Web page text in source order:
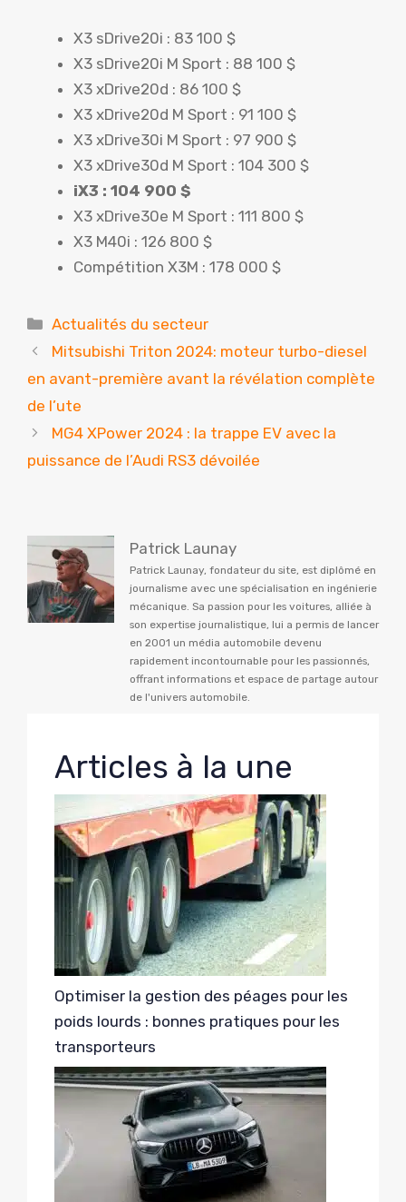
X3 sDrive20i : 83 100 $
X3 sDrive20i M Sport : 88 100 $
X3 xDrive20d : 86 100 $
X3 xDrive20d M Sport : 91 100 $
X3 xDrive30i M Sport : 97 900 $
X3 xDrive30d M Sport : 104 300 $
iX3 : 104 900 $
X3 xDrive30e M Sport : 111 800 $
X3 M40i : 126 800 $
Compétition X3M : 178 000 $
Catégories
Actualités du secteur
Mitsubishi Triton 2024: moteur turbo-diesel
en avant-première avant la révélation complète
de l’ute
MG4 XPower 2024 : la trappe EV avec la
puissance de l’Audi RS3 dévoilée
Patrick Launay
Patrick Launay, fondateur du site, est diplômé en
journalisme avec une spécialisation en ingénierie
mécanique. Sa passion pour les voitures, alliée à
son expertise journalistique, lui a permis de lancer
en 2001 un média automobile devenu
rapidement incontournable pour les passionnés,
offrant informations et espace de partage autour
de l'univers automobile.
Articles à la une
Optimiser la gestion des péages pour les
poids lourds : bonnes pratiques pour les
transporteurs